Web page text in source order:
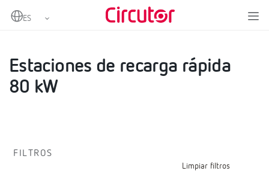
Home
Cargadores para vehículos eléctricos
Estaciones de recarga rápida
80 kW
FILTROS
Limpiar filtros